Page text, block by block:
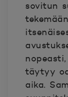
sovitun
täytyy
aika.